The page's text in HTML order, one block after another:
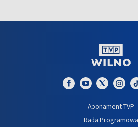
Abonament TVP
Rada Programowa